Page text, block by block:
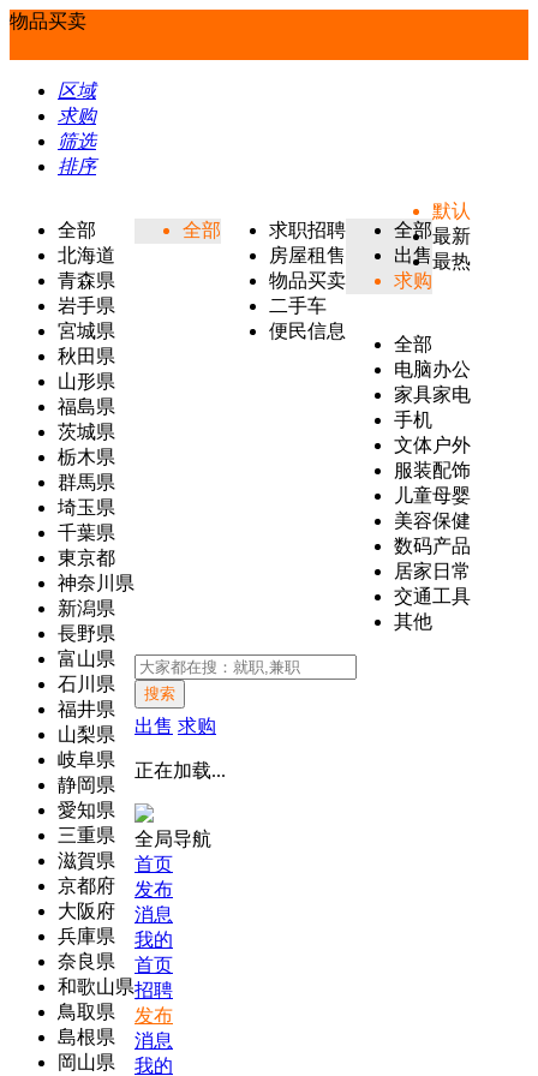
物品买卖
区域
求购
筛选
排序
全部
北海道
青森県
岩手県
宮城県
秋田県
山形県
福島県
茨城県
栃木県
群馬県
埼玉県
千葉県
東京都
神奈川県
新潟県
長野県
富山県
石川県
福井県
山梨県
岐阜県
静岡県
愛知県
三重県
滋賀県
京都府
大阪府
兵庫県
奈良県
和歌山県
鳥取県
島根県
岡山県
全部
求职招聘
房屋租售
物品买卖
二手车
便民信息
全部
出售
求购
全部
电脑办公
家具家电
手机
文体户外
服装配饰
儿童母婴
美容保健
数码产品
居家日常
交通工具
其他
默认
最新
最热
搜索
出售 求购
正在加载...
全局导航
首页
发布
消息
我的
首页
招聘
发布
消息
我的